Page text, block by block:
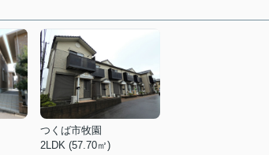
つくば市牧園
2LDK (57.70㎡)